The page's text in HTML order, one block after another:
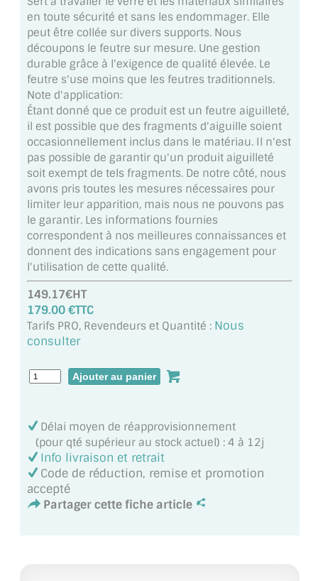
LOTS DE MIROIRS EN MOZAÏQUE
MIROIR POUR PORTE
MIROIR DE SALLE DE BAIN
MIROIR PAROI DE DOUCHE
MIROIR POUR SALLE DE SPORT
MIROIR POUR SALLE DE DANSE
MIROIR ENCADRÉ
MIROIR TV
VERRE SUR MESURE
VERRE EXTRACLAIR
VERRE TREMPÉ (SÉCURIT)
VERRE FEUILLETÉ
VERRE ANTI-REFLET
VERRE LAQUÉ/CRÉDENCE
VERRE FEUILLETÉ/TREMPÉ
DALLE DE SOL EN VERRE
en toute sécurité et sans les endommager. Elle
peut être collée sur divers supports. Nous
découpons le feutre sur mesure. Une gestion
durable grâce à l'exigence de qualité élevée. Le
feutre s'use moins que les feutres traditionnels.
Note d'application:
Étant donné que ce produit est un feutre aiguilleté,
il est possible que des fragments d'aiguille soient
occasionnellement inclus dans le matériau. Il n'est
pas possible de garantir qu'un produit aiguilleté
soit exempt de tels fragments. De notre côté, nous
avons pris toutes les mesures nécessaires pour
limiter leur apparition, mais nous ne pouvons pas
le garantir. Les informations fournies
correspondent à nos meilleures connaissances et
donnent des indications sans engagement pour
l'utilisation de cette qualité.
149.17€HT
179.00 €TTC
Tarifs PRO, Revendeurs et Quantité : Nous
consulter
Délai moyen de réapprovisionnement
(pour qté supérieur au stock actuel) : 4 à 12j
Info livraison et retrait
Code de réduction, remise et promotion
accepté
Partager cette fiche article